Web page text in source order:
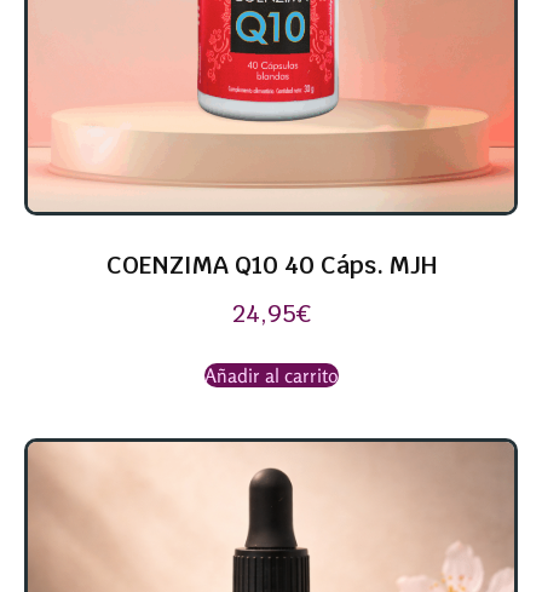
COENZIMA Q10 40 Cáps. MJH
24,95€
Añadir al carrito